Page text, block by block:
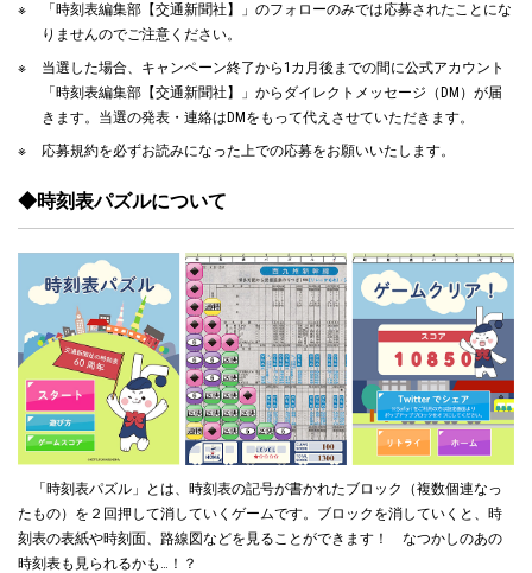
「時刻表編集部【交通新聞社】」のフォローのみでは応募されたことにな
りませんのでご注意ください。
当選した場合、キャンペーン終了から1カ月後までの間に公式アカウント
「時刻表編集部【交通新聞社】」からダイレクトメッセージ（DM）が届
きます。当選の発表・連絡はDMをもって代えさせていただきます。
応募規約を必ずお読みになった上での応募をお願いいたします。
◆時刻表パズルについて
「時刻表パズル」とは、時刻表の記号が書かれたブロック（複数個連なっ
たもの）を２回押して消していくゲームです。ブロックを消していくと、時
刻表の表紙や時刻面、路線図などを見ることができます！ なつかしのあの
時刻表も見られるかも…！？